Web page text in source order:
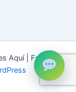
Aquí | Funciona